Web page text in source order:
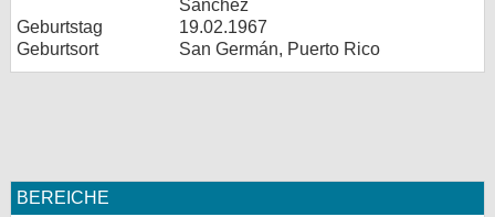
Sanchez
Geburtstag
19.02.1967
Geburtsort
San Germán, Puerto Rico
BEREICHE